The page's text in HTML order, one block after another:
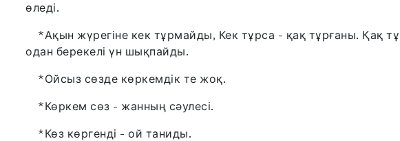
өледі.
*Ақын жүрегіне кек тұрмайды, Кек тұрса - қақ тұрғаны. Қақ
одан берекелі үн шықпайды.
*Ойсыз сөзде көркемдік те жоқ.
*Көркем сөз - жанның сəулесі.
*Көз көргенді - ой таниды.